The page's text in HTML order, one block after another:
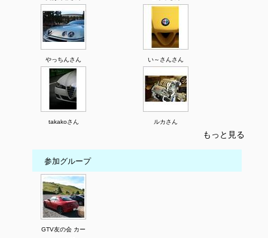
やっちんさん い～さんさん
takakoさん ルカさん
もっと見る
参加グループ
GTV友の会 カー